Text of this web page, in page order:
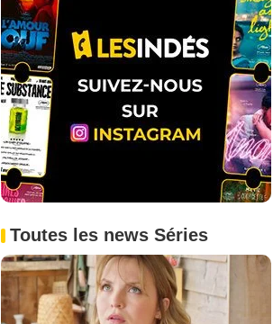
Toutes les news Séries